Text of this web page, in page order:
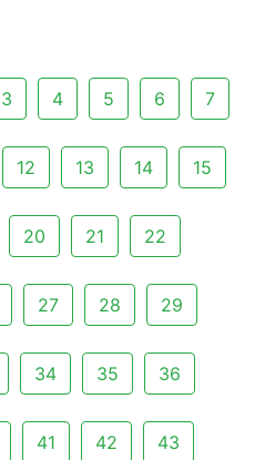
3 4 5 6 7
12 13 14 15
20 21 22
27 28 29
34 35 36
41 42 43